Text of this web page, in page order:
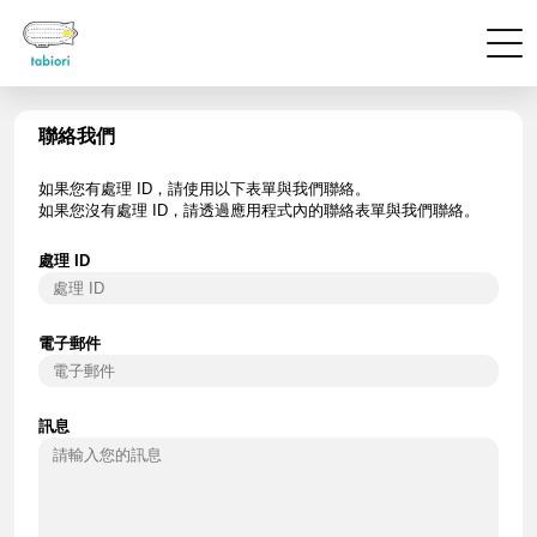
聯絡我們
如果您有處理 ID，請使用以下表單與我們聯絡。
如果您沒有處理 ID，請透過應用程式內的聯絡表單與我們聯絡。
處理 ID
電子郵件
訊息